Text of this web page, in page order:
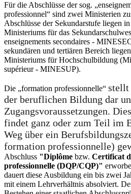
Für die Abschlüsse der sog.
professionnel“ sind zwei Ministerien
Abschlüsse der Sekundarstufe liegen
Ministeriums für das
enseignements secondaires -
sekundären und tertiären Bereich
Ministeriums für Hochschulbildung
supérieur - MINESUP).
Die „formation professionnelle“ stellt
der beruflichen Bildung dar
Zugangsvoraussetzungen.
findet ganz oder zum Teil im
Weg über ein
formation professionnelle)
Abschluss "Diplôme bzw. Certificat
professionnelle (DQP/CQP)"
dauert diese Ausbildung ein bis zwei
mit einem Lehrverhältnis absolviert.